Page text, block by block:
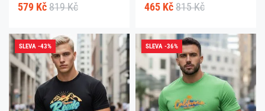
579 Kč 819 Kč 465 Kč 815 Kč
SLEVA -43% SLEVA -36%